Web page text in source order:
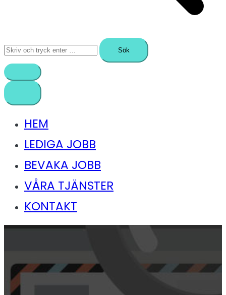
Sök
efter:
HEM
LEDIGA JOBB
BEVAKA JOBB
VÅRA TJÄNSTER
KONTAKT